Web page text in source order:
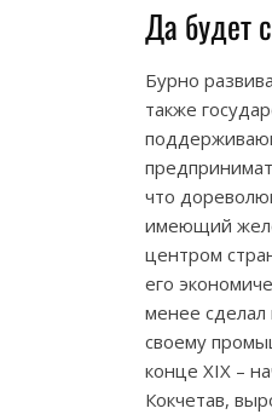
Да будет
Бурно
также
что
имеющий
центром
его
менее сделал
своему
конце ХIX –
Кокчетав,